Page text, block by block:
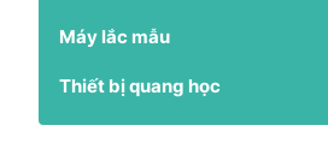
Máy lắc mẫu
Thiết bị quang học